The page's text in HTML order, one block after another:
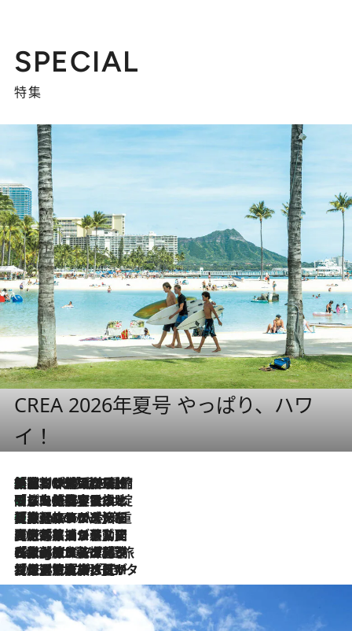
SPECIAL
特集
CREA 2026年夏号 やっぱり、ハワ
イ！
2026.8.6
「荷物が増えるほど旅ストレスは増す」美容ジャーナリストがたどり着いた最終結論。“化粧品を劇的に減らす”感動の凝縮美容とは
2026.8.6
「旅先には金髪ウィッグを持参」日本と同じメイクでは損してる!? 美容ジャーナリストが提案する“掟破りの旅美容”とは
2026.8.6
【厳選旅コスメ】「身軽さ＆UV対策重視！」ヘアアーティストshucoが選んだ夏旅ベストコスメを発表【Mサイズジップ】
2026.8.5
【厳選旅コスメ】国内をあちこち移動する河井菜摘が選んだ夏旅ベストコスメ発表！「リラックスアイテムはマスト」【Mサイズジップ】
2026.8.4
【厳選旅コスメ】「紫外線＆乾燥対策しながらメイク感も！」ヘア＆メイクGeorgeが選んだ夏旅ベストコスメを発表！【Mサイズジップ】
2026.8.3
【厳選旅コスメ】「保湿もタイパ重視！」“サウナ好き”タレント清水みさとが愛用する夏旅ベストコスメを発表！【Mサイズジップ】